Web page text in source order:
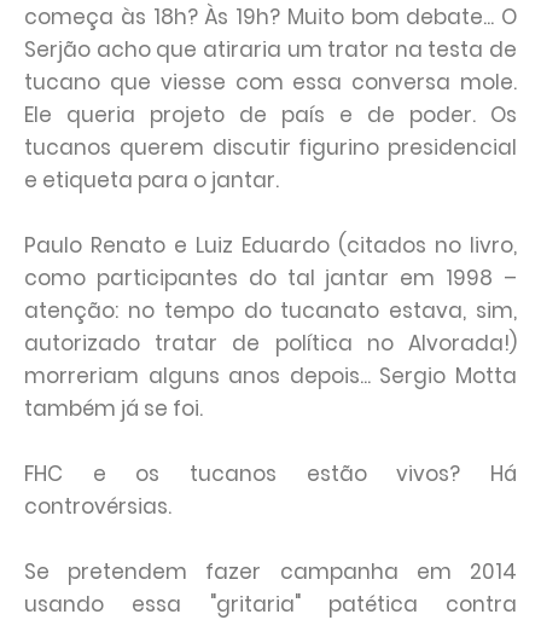
começa às 18h? Às 19h? Muito bom debate... O
Serjão acho que atiraria um trator na testa de
tucano que viesse com essa conversa mole.
Ele queria projeto de país e de poder. Os
tucanos querem discutir figurino presidencial
e etiqueta para o jantar.
Paulo Renato e Luiz Eduardo (citados no livro,
como participantes do tal jantar em 1998 –
atenção: no tempo do tucanato estava, sim,
autorizado tratar de política no Alvorada!)
morreriam alguns anos depois... Sergio Motta
também já se foi.
FHC e os tucanos estão vivos? Há
controvérsias.
Se pretendem fazer campanha em 2014
usando essa "gritaria" patética contra